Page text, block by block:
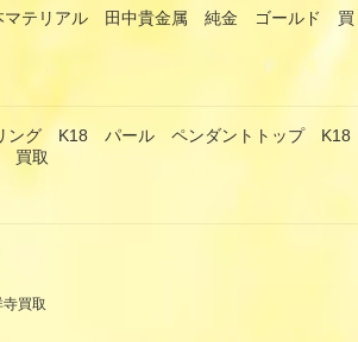
テリアル 田中貴金属 純金 ゴールド 買
ング K18 パール ペンダントトップ K18
買取
寺買取